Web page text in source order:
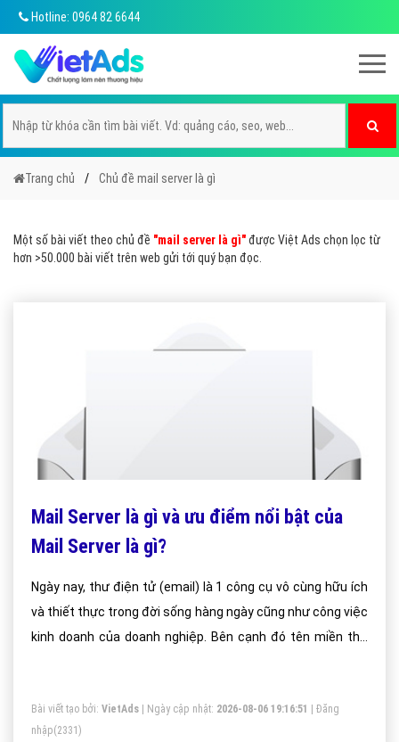
Hotline: 0964 82 6644
Trang chủ Chủ đề mail server là gì
Một số bài viết theo chủ đề "mail server là gì"được Việt Ads chọn lọc từ
hơn >50.000 bài viết trên web gửi tới quý bạn đọc.
Mail Server là gì và ưu điểm nổi bật của
Mail Server là gì?
Ngày nay, thư điện tử (email) là 1 công cụ vô cùng hữu ích
và thiết thực trong đời sống hàng ngày cũng như công việc
kinh doanh của doanh nghiệp. Bên cạnh đó tên miền thư
hàng thay vì 1 địa chỉ mail cá nhân.
Bài viết tạo bởi: VietAds | Ngày cập nhật: 2026-08-06 19:16:51
Đăng
nhập(2331)